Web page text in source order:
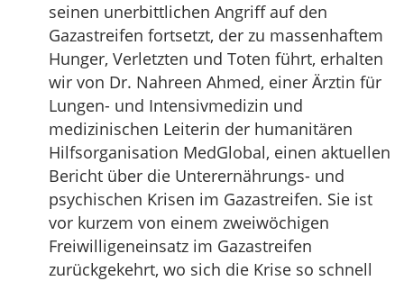
seinen unerbittlichen Angriff auf den
Gazastreifen fortsetzt, der zu massenhaftem
Hunger, Verletzten und Toten führt, erhalten
wir von Dr. Nahreen Ahmed, einer Ärztin für
Lungen- und Intensivmedizin und
medizinischen Leiterin der humanitären
Hilfsorganisation MedGlobal, einen aktuellen
Bericht über die Unterernährungs- und
psychischen Krisen im Gazastreifen. Sie ist
vor kurzem von einem zweiwöchigen
Freiwilligeneinsatz im Gazastreifen
zurückgekehrt, wo sich die Krise so schnell